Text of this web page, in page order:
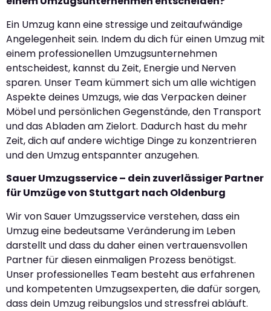
Ein Umzug kann eine stressige und zeitaufwändige
Angelegenheit sein. Indem du dich für einen Umzug mit
einem professionellen Umzugsunternehmen
entscheidest, kannst du Zeit, Energie und Nerven
sparen. Unser Team kümmert sich um alle wichtigen
Aspekte deines Umzugs, wie das Verpacken deiner
Möbel und persönlichen Gegenstände, den Transport
und das Abladen am Zielort. Dadurch hast du mehr
Zeit, dich auf andere wichtige Dinge zu konzentrieren
und den Umzug entspannter anzugehen.
Sauer Umzugsservice – dein zuverlässiger Partner
für Umzüge von Stuttgart nach Oldenburg
Wir von Sauer Umzugsservice verstehen, dass ein
Umzug eine bedeutsame Veränderung im Leben
darstellt und dass du daher einen vertrauensvollen
Partner für diesen einmaligen Prozess benötigst.
Unser professionelles Team besteht aus erfahrenen
und kompetenten Umzugsexperten, die dafür sorgen,
dass dein Umzug reibungslos und stressfrei abläuft.